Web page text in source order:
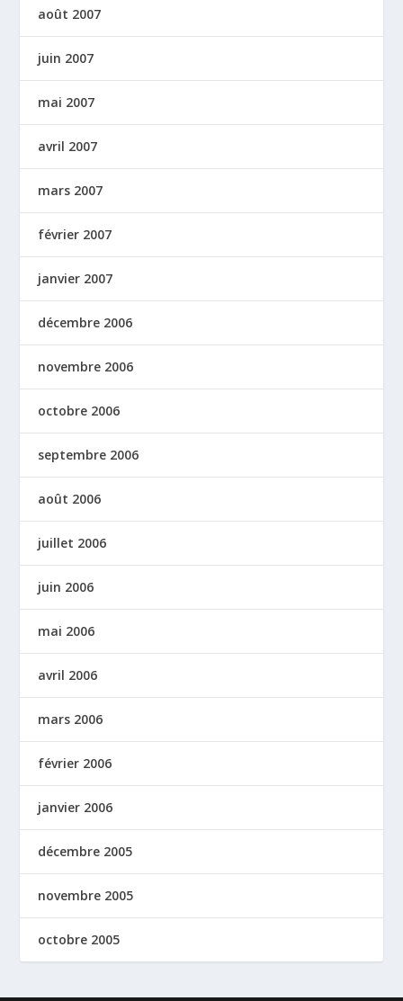
août 2007
juin 2007
mai 2007
avril 2007
mars 2007
février 2007
janvier 2007
décembre 2006
novembre 2006
octobre 2006
septembre 2006
août 2006
juillet 2006
juin 2006
mai 2006
avril 2006
mars 2006
février 2006
janvier 2006
décembre 2005
novembre 2005
octobre 2005